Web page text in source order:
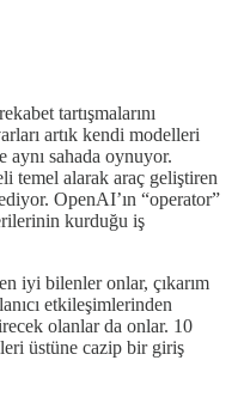
tartışmalarını
artık kendi modelleri
sahada oynuyor.
temel alarak araç geliştiren
OpenAI’ın “operator”
kurduğu iş
iyi bilenler onlar, çıkarım
etkileşimlerinden
olanlar da onlar. 10
üstüne cazip bir giriş